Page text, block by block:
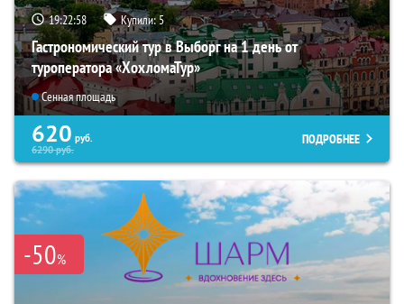
19:22:56 Купили:5
Гастрономический тур в Выборг на 1 день от
туроператора «ХохломаТур»
Сенная площадь
620 руб.
6290руб.
ПОДРОБНЕЕ
-50%